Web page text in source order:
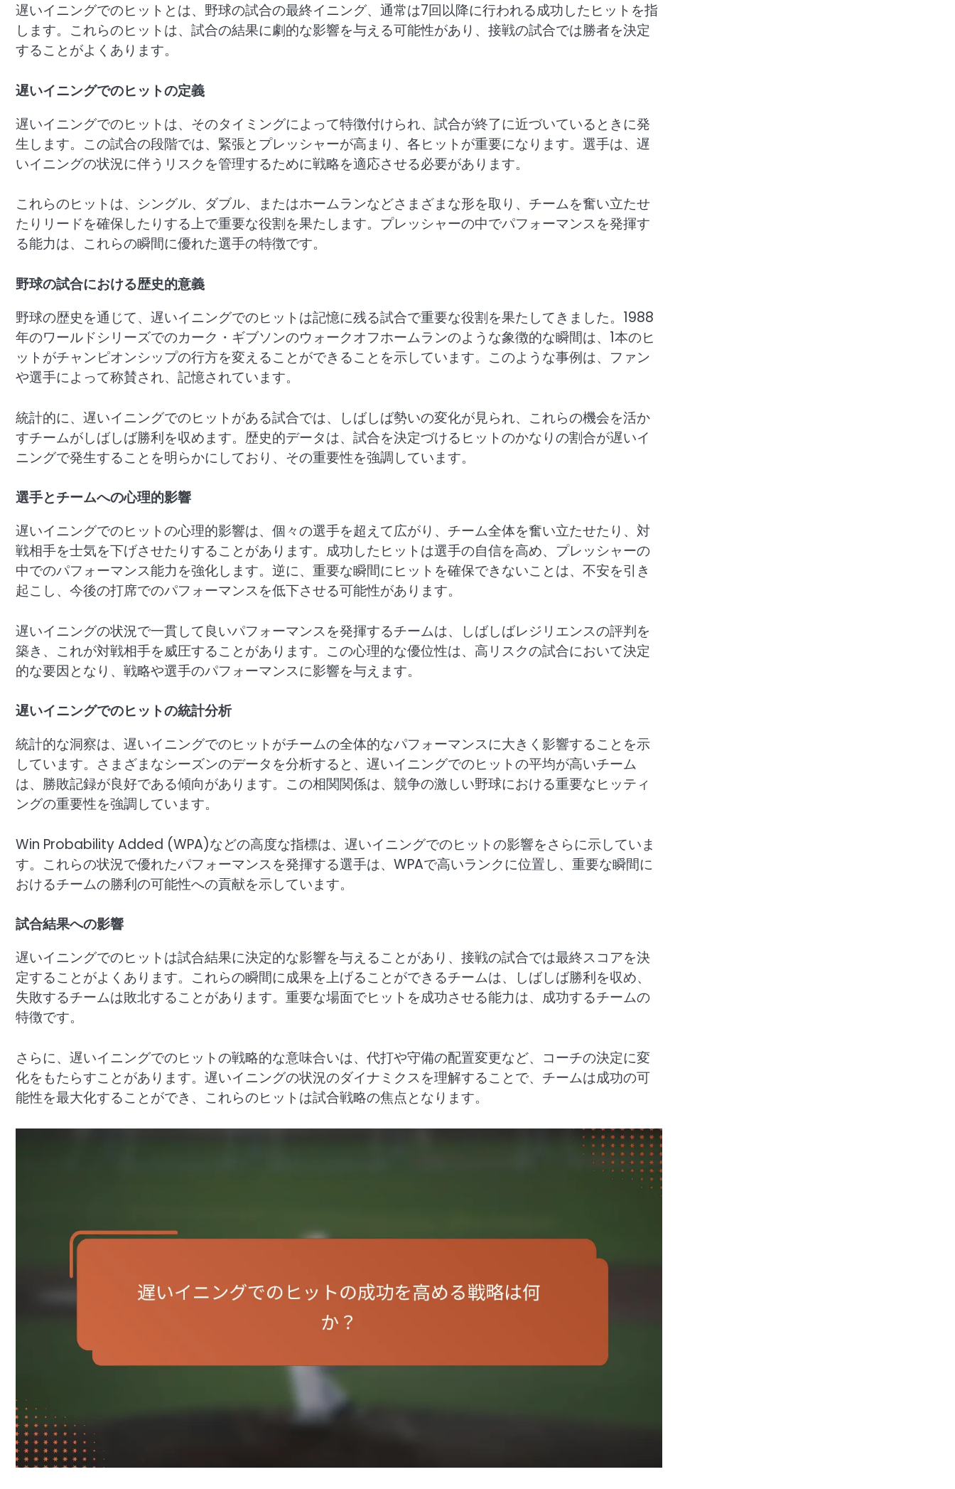
遅いイニングでのヒットとは、野球の試合の最終イニング、通常は7回以降に行われる成功したヒットを指
します。これらのヒットは、試合の結果に劇的な影響を与える可能性があり、接戦の試合では勝者を決定
することがよくあります。
遅いイニングでのヒットの定義
遅いイニングでのヒットは、そのタイミングによって特徴付けられ、試合が終了に近づいているときに発
生します。この試合の段階では、緊張とプレッシャーが高まり、各ヒットが重要になります。選手は、遅
いイニングの状況に伴うリスクを管理するために戦略を適応させる必要があります。
これらのヒットは、シングル、ダブル、またはホームランなどさまざまな形を取り、チームを奮い立たせ
たりリードを確保したりする上で重要な役割を果たします。プレッシャーの中でパフォーマンスを発揮す
る能力は、これらの瞬間に優れた選手の特徴です。
野球の試合における歴史的意義
野球の歴史を通じて、遅いイニングでのヒットは記憶に残る試合で重要な役割を果たしてきました。1988
年のワールドシリーズでのカーク・ギブソンのウォークオフホームランのような象徴的な瞬間は、1本のヒ
ットがチャンピオンシップの行方を変えることができることを示しています。このような事例は、ファン
や選手によって称賛され、記憶されています。
統計的に、遅いイニングでのヒットがある試合では、しばしば勢いの変化が見られ、これらの機会を活か
すチームがしばしば勝利を収めます。歴史的データは、試合を決定づけるヒットのかなりの割合が遅いイ
ニングで発生することを明らかにしており、その重要性を強調しています。
選手とチームへの心理的影響
遅いイニングでのヒットの心理的影響は、個々の選手を超えて広がり、チーム全体を奮い立たせたり、対
戦相手を士気を下げさせたりすることがあります。成功したヒットは選手の自信を高め、プレッシャーの
中でのパフォーマンス能力を強化します。逆に、重要な瞬間にヒットを確保できないことは、不安を引き
起こし、今後の打席でのパフォーマンスを低下させる可能性があります。
遅いイニングの状況で一貫して良いパフォーマンスを発揮するチームは、しばしばレジリエンスの評判を
築き、これが対戦相手を威圧することがあります。この心理的な優位性は、高リスクの試合において決定
的な要因となり、戦略や選手のパフォーマンスに影響を与えます。
遅いイニングでのヒットの統計分析
統計的な洞察は、遅いイニングでのヒットがチームの全体的なパフォーマンスに大きく影響することを示
しています。さまざまなシーズンのデータを分析すると、遅いイニングでのヒットの平均が高いチーム
は、勝敗記録が良好である傾向があります。この相関関係は、競争の激しい野球における重要なヒッティ
ングの重要性を強調しています。
Win Probability Added (WPA)などの高度な指標は、遅いイニングでのヒットの影響をさらに示していま
す。これらの状況で優れたパフォーマンスを発揮する選手は、WPAで高いランクに位置し、重要な瞬間に
おけるチームの勝利の可能性への貢献を示しています。
試合結果への影響
遅いイニングでのヒットは試合結果に決定的な影響を与えることがあり、接戦の試合では最終スコアを決
定することがよくあります。これらの瞬間に成果を上げることができるチームは、しばしば勝利を収め、
失敗するチームは敗北することがあります。重要な場面でヒットを成功させる能力は、成功するチームの
特徴です。
さらに、遅いイニングでのヒットの戦略的な意味合いは、代打や守備の配置変更など、コーチの決定に変
化をもたらすことがあります。遅いイニングの状況のダイナミクスを理解することで、チームは成功の可
能性を最大化することができ、これらのヒットは試合戦略の焦点となります。